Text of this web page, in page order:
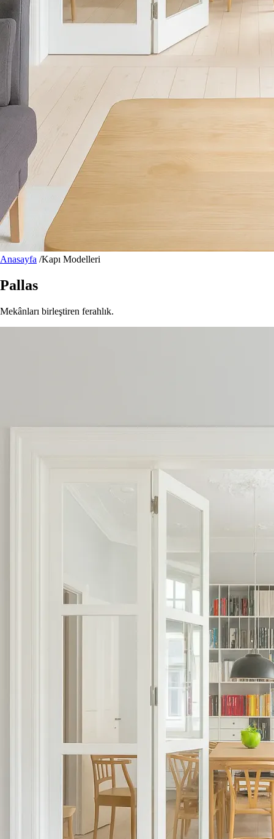
Anasayfa /Kapı Modelleri
Pallas
Mekânları birleştiren ferahlık.